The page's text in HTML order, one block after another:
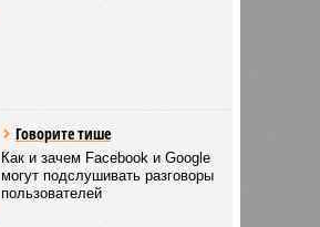
Говорите тише
Как и зачем Facebook и Google
могут подслушивать разговоры
пользователей